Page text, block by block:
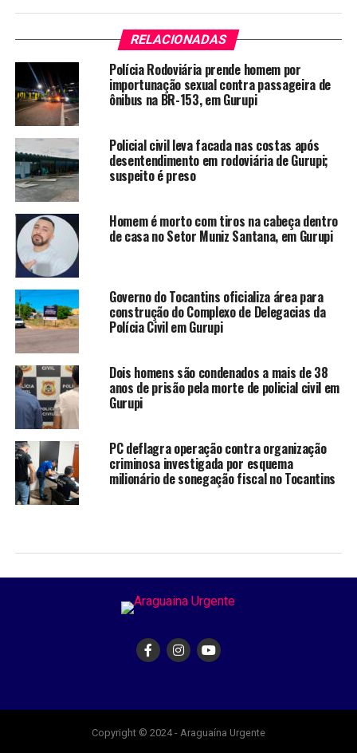
RELACIONADAS
Polícia Rodoviária prende homem por
importunação sexual contra passageira de
ônibus na BR-153, em Gurupi
Policial civil leva facada nas costas após
desentendimento em rodoviária de Gurupi;
suspeito é preso
Homem é morto com tiros na cabeça dentro
de casa no Setor Muniz Santana, em Gurupi
Governo do Tocantins oficializa área para
construção do Complexo de Delegacias da
Polícia Civil em Gurupi
Dois homens são condenados a mais de 38
anos de prisão pela morte de policial civil em
Gurupi
PC deflagra operação contra organização
criminosa investigada por esquema
milionário de sonegação fiscal no Tocantins
Copyright © 2024 - Araguaína Urgente